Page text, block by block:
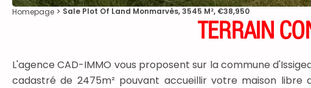
Homepage Sale Plot Of Land Monmarvès, 3545 M², €38,950
TERRAIN
L'agence CAD-IMMO vous proposent sur la commune
cadastré de 2475m² pouvant accueillir votre maison libre